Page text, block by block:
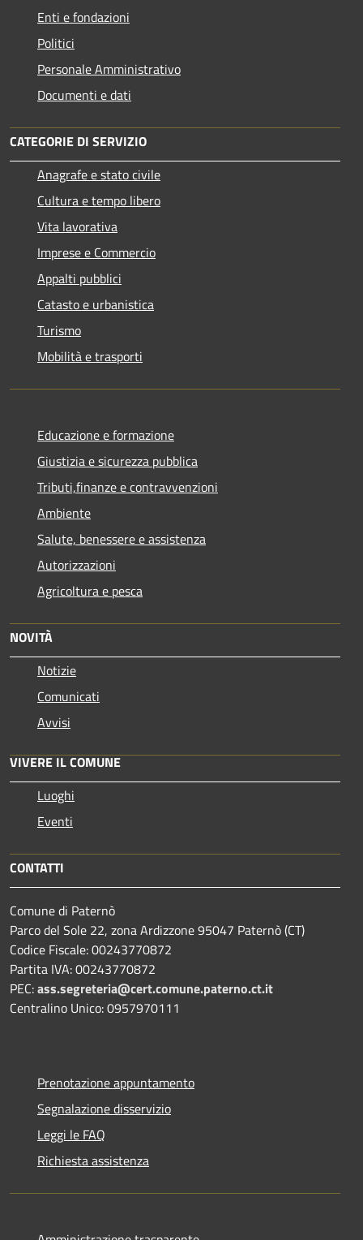
Enti e fondazioni
Politici
Personale Amministrativo
Documenti e dati
CATEGORIE DI SERVIZIO
Anagrafe e stato civile
Cultura e tempo libero
Vita lavorativa
Imprese e Commercio
Appalti pubblici
Catasto e urbanistica
Turismo
Mobilità e trasporti
Educazione e formazione
Giustizia e sicurezza pubblica
Tributi,finanze e contravvenzioni
Ambiente
Salute, benessere e assistenza
Autorizzazioni
Agricoltura e pesca
NOVITÀ
Notizie
Comunicati
Avvisi
VIVERE IL COMUNE
Luoghi
Eventi
CONTATTI
Comune di Paternò
Parco del Sole 22, zona Ardizzone 95047 Paternò (CT)
Codice Fiscale: 00243770872
Partita IVA: 00243770872
PEC:ass.segreteria@cert.comune.paterno.ct.it
Centralino Unico: 0957970111
Prenotazione appuntamento
Segnalazione disservizio
Leggi le FAQ
Richiesta assistenza